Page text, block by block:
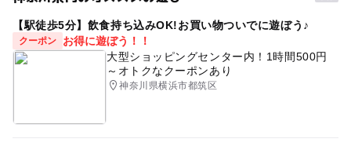
【駅徒歩5分】飲食持ち込みOK!お買い物ついでに遊ぼう♪
クーポン
お得に遊ぼう！！
大型ショッピングセンター内！1時間500円
～オトクなクーポンあり
神奈川県横浜市都筑区